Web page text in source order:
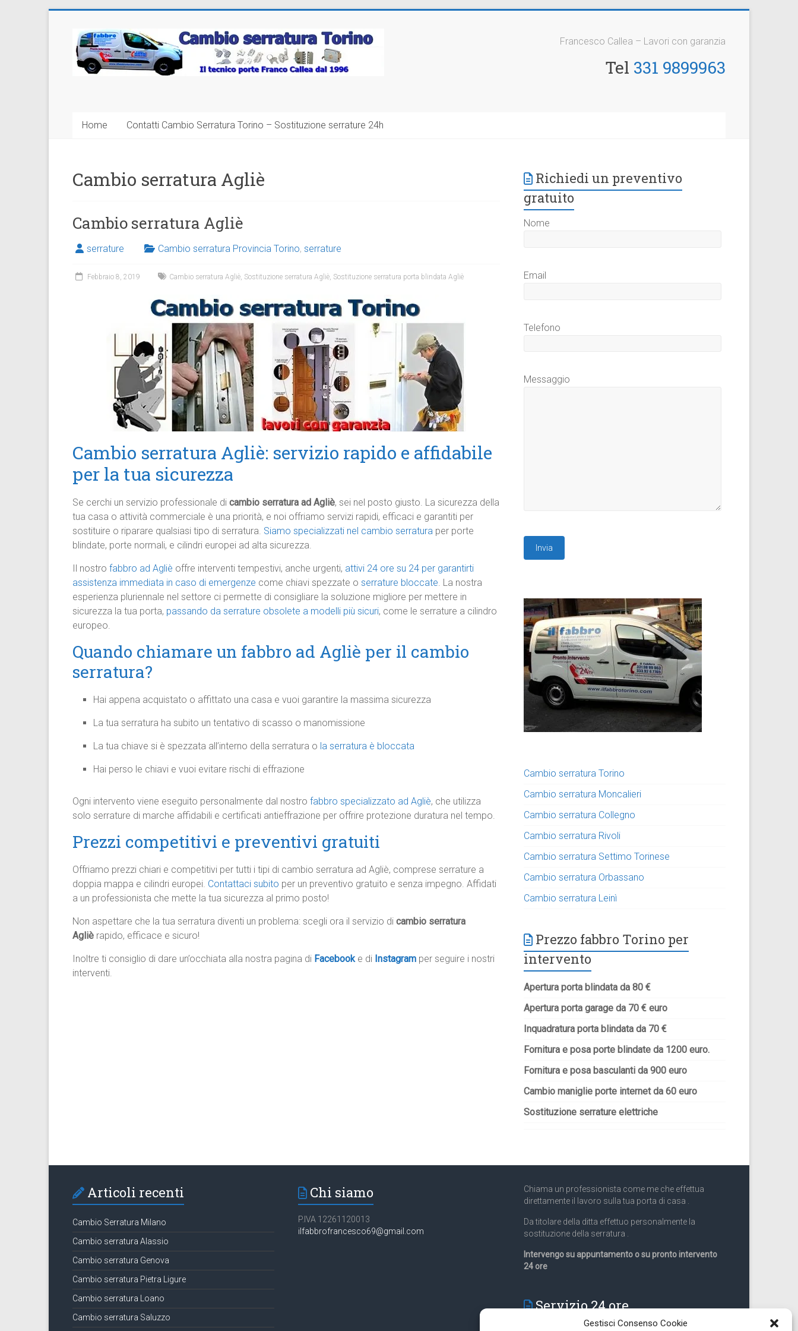
Gestisci Consenso Cookie
contenutoCambio
Serratura
Francesco Callea – Lavori con garanzia
Tel 331 9899963
Home Contatti Cambio Serratura Torino – Sostituzione serrature 24h
Cambio serratura Agliè
Cambio serratura Agliè
serrature Cambio serratura Provincia Torino, serrature
Febbraio 8, 2019 Cambio serratura Agliè, Sostituzione serratura Agliè, Sostituzione serratura porta blindata Agliè
Cambio serratura Agliè: servizio rapido e affidabile
per la tua sicurezza
Se cerchi un servizio professionale di cambio serratura ad Agliè, sei nel posto giusto. La sicurezza della
tua casa o attività commerciale è una priorità, e noi offriamo servizi rapidi, efficaci e garantiti per
sostituire o riparare qualsiasi tipo di serratura. Siamo specializzati nel cambio serratura per porte
blindate, porte normali, e cilindri europei ad alta sicurezza.
Il nostro fabbro ad Agliè offre interventi tempestivi, anche urgenti, attivi 24 ore su 24 per garantirti
assistenza immediata in caso di emergenze come chiavi spezzate o serrature bloccate. La nostra
esperienza pluriennale nel settore ci permette di consigliare la soluzione migliore per mettere in
sicurezza la tua porta, passando da serrature obsolete a modelli più sicuri, come le serrature a cilindro
europeo.
Quando chiamare un fabbro ad Agliè per il cambio
serratura?
Hai appena acquistato o affittato una casa e vuoi garantire la massima sicurezza
La tua serratura ha subito un tentativo di scasso o manomissione
La tua chiave si è spezzata all’interno della serratura o la serratura è bloccata
Hai perso le chiavi e vuoi evitare rischi di effrazione
Ogni intervento viene eseguito personalmente dal nostro fabbro specializzato ad Agliè, che utilizza
solo serrature di marche affidabili e certificati antieffrazione per offrire protezione duratura nel tempo.
Prezzi competitivi e preventivi gratuiti
Offriamo prezzi chiari e competitivi per tutti i tipi di cambio serratura ad Agliè, comprese serrature a
doppia mappa e cilindri europei. Contattaci subito per un preventivo gratuito e senza impegno. Affidati
a un professionista che mette la tua sicurezza al primo posto!
Non aspettare che la tua serratura diventi un problema: scegli ora il servizio di cambio serratura
Agliè rapido, efficace e sicuro!
Inoltre ti consiglio di dare un’occhiata alla nostra pagina di Facebook e di Instagram per seguire i nostri
interventi.
Richiedi un preventivo
gratuito
Nome
Email
Telefono
Messaggio
Cambio serratura Torino
Cambio serratura Moncalieri
Cambio serratura Collegno
Cambio serratura Rivoli
Cambio serratura Settimo Torinese
Cambio serratura Orbassano
Cambio serratura Leinì
Prezzo fabbro Torino per
intervento
Apertura porta blindata da 80 €
Apertura porta garage da 70 € euro
Inquadratura porta blindata da 70 €
Fornitura e posa porte blindate da 1200 euro.
Fornitura e posa basculanti da 900 euro
Cambio maniglie porte internet da 60 euro
Sostituzione serrature elettriche
Articoli recenti
Cambio Serratura Milano
Cambio serratura Alassio
Cambio serratura Genova
Cambio serratura Pietra Ligure
Cambio serratura Loano
Cambio serratura Saluzzo
Chi siamo
P.IVA 12261120013
ilfabbrofrancesco69@gmail.com
Chiama un professionista come me che effettua
direttamente il lavoro sulla tua porta di casa .
Da titolare della ditta effettuo personalmente la
sostituzione della serratura .
Intervengo su appuntamento o su pronto intervento
24 ore
Servizio 24 ore